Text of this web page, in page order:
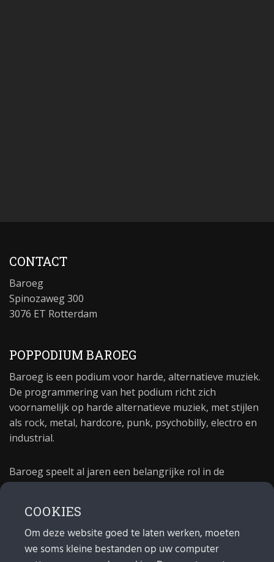
CONTACT
Baroeg
Spinozaweg 300
3076 ET Rotterdam
POPPODIUM BAROEG
Baroeg is een podium voor harde, alternatieve muziek.
De programmering van het podium richt zich
voornamelijk op harde alternatieve muziek, met stijlen
als rock, metal, hardcore, punk, psychobilly, electro en
industrial.
Baroeg speelt al jaren een belangrijke rol in de
poppodium 40 jaar.
MAIL
COOKIES
Om deze website goed te laten werken, moeten
we soms kleine bestanden op uw computer